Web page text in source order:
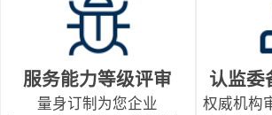
服务能力等级评审
量身订制为您企业
认监委
权威机构